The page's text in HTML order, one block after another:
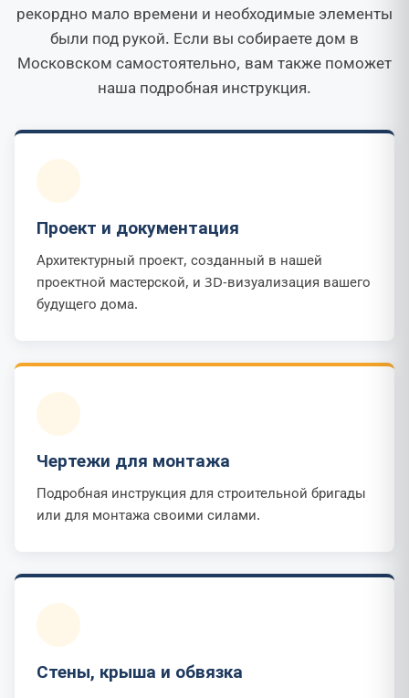
рекордно мало времени и необходимые элементы
были под рукой. Если вы собираете дом в
Московском самостоятельно, вам также поможет
наша подробная инструкция.
Проект и документация
Архитектурный проект, созданный в нашей
проектной мастерской, и 3D-визуализация вашего
будущего дома.
Чертежи для монтажа
Подробная инструкция для строительной бригады
или для монтажа своими силами.
Стены, крыша и обвязка